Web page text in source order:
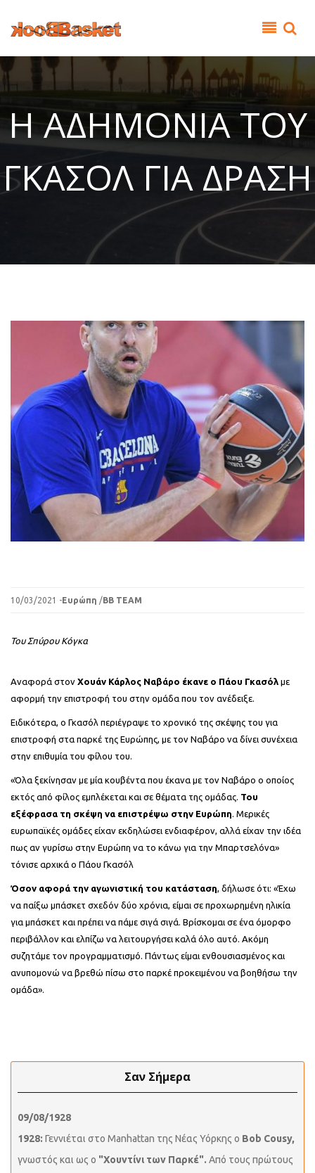
Η ΑΔΗΜΟΝΙΑ ΤΟΥ
ΓΚΑΣΟΛ ΓΙΑ ΔΡΑΣΗ
10/03/2021 -Ευρώπη /BB TEAM
Του Σπύρου Κόγκα
Αναφορά στον Χουάν Κάρλος Ναβάρο έκανε ο Πάου Γκασόλ με
αφορμή την επιστροφή του στην ομάδα που τον ανέδειξε.
Ειδικότερα, ο Γκασόλ περιέγραψε το χρονικό της σκέψης του για
επιστροφή στα παρκέ της Ευρώπης, με τον Ναβάρο να δίνει συνέχεια
στην επιθυμία του φίλου του.
«Όλα ξεκίνησαν με μία κουβέντα που έκανα με τον Ναβάρο ο οποίος
εκτός από φίλος εμπλέκεται και σε θέματα της ομάδας. Του
εξέφρασα τη σκέψη να επιστρέψω στην Ευρώπη . Μερικές
ευρωπαϊκές ομάδες είχαν εκδηλώσει ενδιαφέρον, αλλά είχαν την ιδέα
πως αν γυρίσω στην Ευρώπη να το κάνω για την Μπαρτσελόνα»
τόνισε αρχικά ο Πάου Γκασόλ
Όσον αφορά την αγωνιστική του κατάσταση , δήλωσε ότι: «Έχω
να παίξω μπάσκετ σχεδόν δύο χρόνια, είμαι σε προχωρημένη ηλικία
για μπάσκετ και πρέπει να πάμε σιγά σιγά. Βρίσκομαι σε ένα όμορφο
περιβάλλον και ελπίζω να λειτουργήσει καλά όλο αυτό. Ακόμη
συζητάμε τον προγραμματισμό. Πάντως είμαι ενθουσιασμένος και
ανυπομονώ να βρεθώ πίσω στο παρκέ προκειμένου να βοηθήσω την
ομάδα».
Σαν Σήμερα
09/08/1928
1928: Γεννιέται στο Manhattan της Νέας Υόρκης ο Bob Cousy,
γνωστός και ως ο "Χουντίνι των Παρκέ". Από τους πρώτους